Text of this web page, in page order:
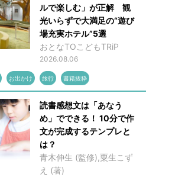
ルで楽しむ」が正解 観
光いらずで大満足の“遊び
場充実ホテル”5選
おとなTOこどもTRiP
2026.08.06
お出かけ 旅行 書籍抜粋
読書感想文は「あなう
め」でできる！ 10分で作
文が完成するテンプレと
は？
青木伸生 (監修),粟生こず
え (著)